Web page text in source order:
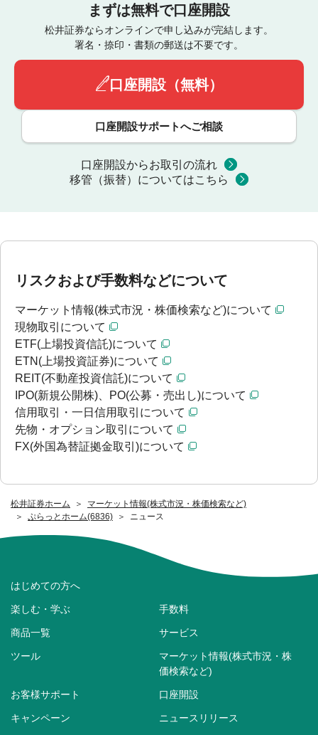
松井証券ホーム
マーケット情報(株式市況・株価検索など)
ぷらっとホーム(6836)
ニュース
まずは無料で口座開設
松井証券ならオンラインで申し込みが完結します。
署名・捺印・書類の郵送は不要です。
口座開設（無料）
口座開設サポートへご相談
口座開設からお取引の流れ
移管（振替）についてはこちら
リスクおよび手数料などについて
マーケット情報(株式市況・株価検索など)について
現物取引について
ETF(上場投資信託)について
ETN(上場投資証券)について
REIT(不動産投資信託)について
IPO(新規公開株)、PO(公募・売出し)について
信用取引・一日信用取引について
先物・オプション取引について
FX(外国為替証拠金取引)について
はじめての方へ
楽しむ・学ぶ 手数料
商品一覧 サービス
ツール
マーケット情報(株式市況・株
価検索など)
お客様サポート 口座開設
キャンペーン ニュースリリース